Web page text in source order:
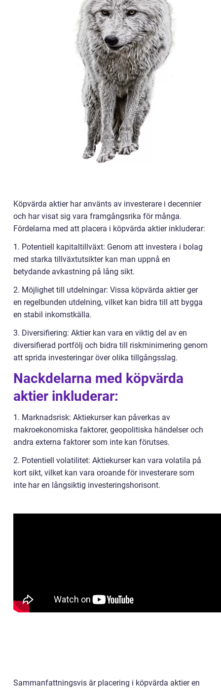
Köpvärda aktier har använts av investerare i decennier
och har visat sig vara framgångsrika för många.
Fördelarna med att placera i köpvärda aktier inkluderar:
1. Potentiell kapitaltillväxt: Genom att investera i bolag
med starka tillväxtutsikter kan man uppnå en
betydande avkastning på lång sikt.
2. Möjlighet till utdelningar: Vissa köpvärda aktier ger
en regelbunden utdelning, vilket kan bidra till att bygga
en stabil inkomstkälla.
3. Diversifiering: Aktier kan vara en viktig del av en
diversifierad portfölj och bidra till riskminimering genom
att sprida investeringar över olika tillgångsslag.
Nackdelarna med köpvärda
aktier inkluderar:
1. Marknadsrisk: Aktiekurser kan påverkas av
makroekonomiska faktorer, geopolitiska händelser och
andra externa faktorer som inte kan förutses.
2. Potentiell volatilitet: Aktiekurser kan vara volatila på
kort sikt, vilket kan vara oroande för investerare som
inte har en långsiktig investeringshorisont.
Sammanfattningsvis är placering i köpvärda aktier en